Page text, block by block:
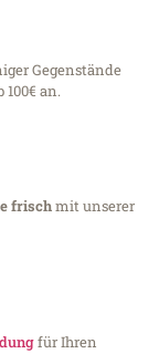
Gegenstände
an.
frischmit unserer
für Ihren